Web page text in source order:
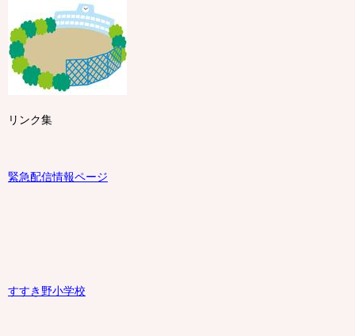
リンク集
緊急配信情報ページ
すすき野小学校